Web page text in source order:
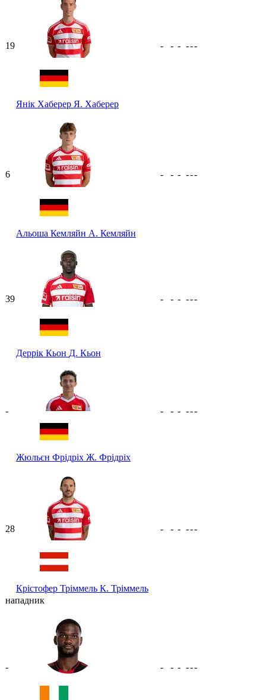
19
Янік Хаберер Я. Хаберер
- - - ---
6
Альоша Кемляйн А. Кемляйн
- - - ---
39
Деррік Кьон Д. Кьон
- - - ---
-
Жюльєн Фрідріх Ж. Фрідріх
- - - ---
28
Крістофер Тріммель К. Тріммель
- - - ---
нападник
- - - - ---